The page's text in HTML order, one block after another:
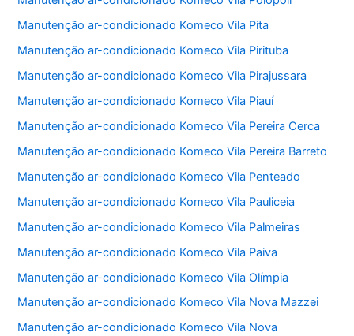
Manutenção ar-condicionado Komeco Vila Pita
Manutenção ar-condicionado Komeco Vila Pirituba
Manutenção ar-condicionado Komeco Vila Pirajussara
Manutenção ar-condicionado Komeco Vila Piauí
Manutenção ar-condicionado Komeco Vila Pereira Cerca
Manutenção ar-condicionado Komeco Vila Pereira Barreto
Manutenção ar-condicionado Komeco Vila Penteado
Manutenção ar-condicionado Komeco Vila Pauliceia
Manutenção ar-condicionado Komeco Vila Palmeiras
Manutenção ar-condicionado Komeco Vila Paiva
Manutenção ar-condicionado Komeco Vila Olímpia
Manutenção ar-condicionado Komeco Vila Nova Mazzei
Manutenção ar-condicionado Komeco Vila Nova